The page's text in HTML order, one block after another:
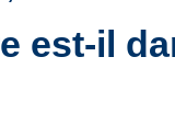
est-il